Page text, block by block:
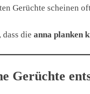
Gerüchte scheinen
die anna planken
Gerüchte